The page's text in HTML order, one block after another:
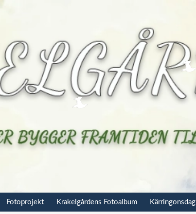
Fotoprojekt Krakelgårdens Fotoalbum Kärringonsdag